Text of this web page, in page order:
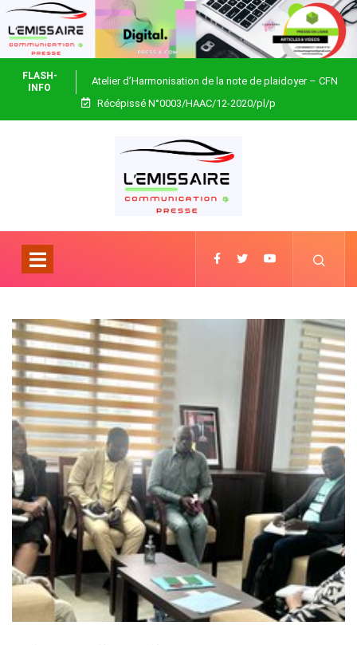
FLASH-
INFO
Atelier d’Harmonisation de la note de plaidoyer – CFN
Togo
Récépissé N°0003/HAAC/12-2020/pl/p